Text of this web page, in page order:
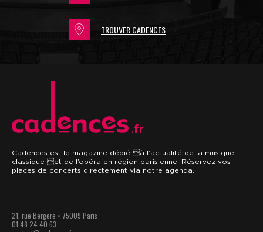
TROUVER CADENCES
.fr
Cadences est le magazine dédié à l’actualité de la musique
classique et de l’opéra en région parisienne. Réservez vos
places de concerts directement via notre agenda.
21, rue Bergère • 75009 Paris
01 48 24 40 63